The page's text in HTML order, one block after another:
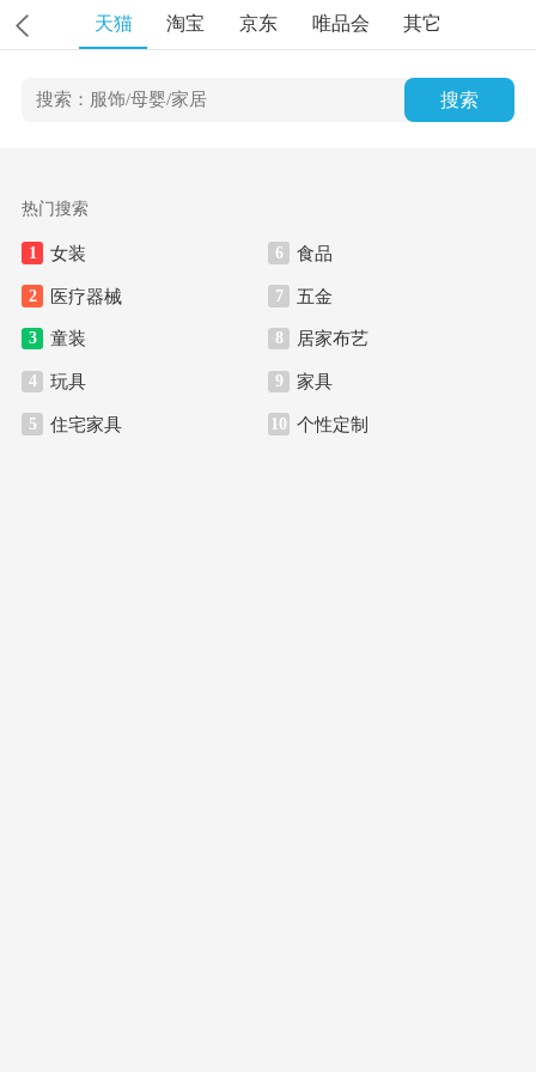
天猫 淘宝 京东 唯品会 其它
搜索
热门搜索
1 女装
2 医疗器械
3 童装
4 玩具
5 住宅家具
6 食品
7 五金
8 居家布艺
9 家具
10 个性定制